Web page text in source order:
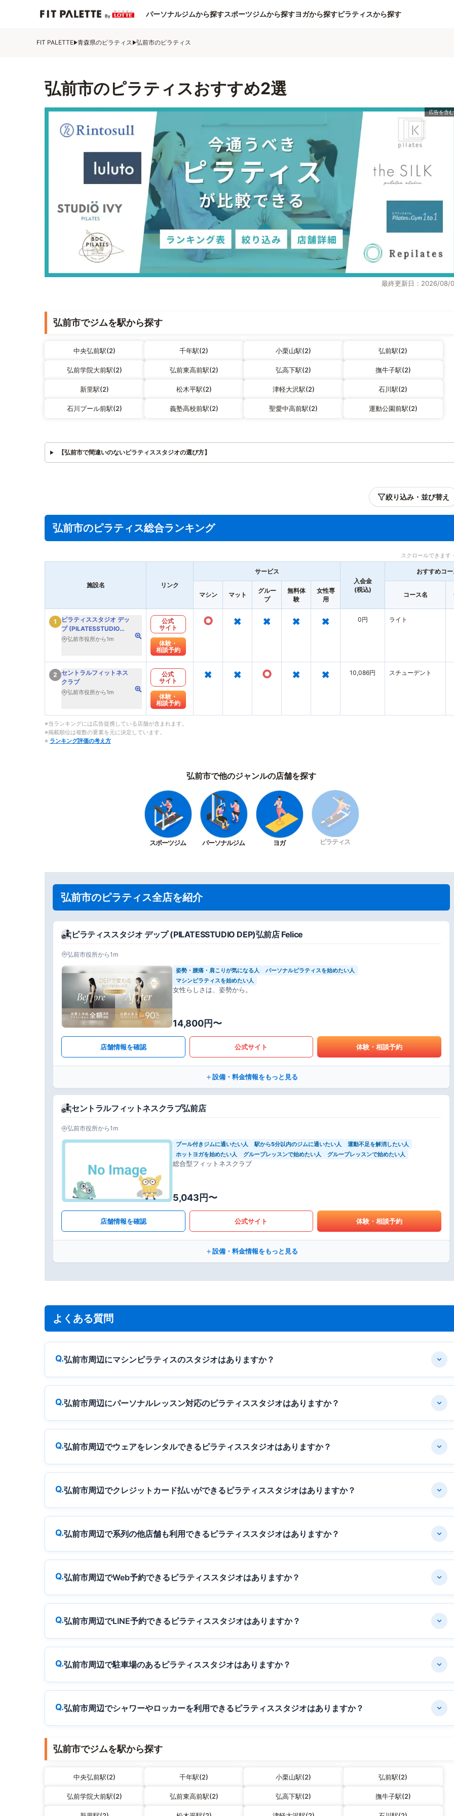
パーソナルジムから探すスポーツジムから探すヨガから探すピラティスから探す
FIT PALETTE 青森県のピラティス 弘前市のピラティス
弘前市のピラティスおすすめ2選
最終更新日：2026/08/
弘前市でジムを駅から探す
中央弘前駅(2) 千年駅(2) 小栗山駅(2) 弘前駅(2)
弘前学院大前駅(2) 弘前東高前駅(2) 弘高下駅(2) 撫牛子駅(2)
新里駅(2) 松木平駅(2) 津軽大沢駅(2) 石川駅(2)
石川プール前駅(2) 義塾高校前駅(2) 聖愛中高前駅(2) 運動公園前駅(2)
【弘前市で間違いのないピラティススタジオの選び方】
絞り込み・並び替え
弘前市のピラティス総合ランキング
スクロールできます
施設名 リンク
サービス
入会金
(税込)
おすすめコー
マシン マット
グルー
プ
無料体
験
女性専
用
コース名
1
ピラティススタジオ デッ
プ (PILATESSTUDIO
DEP)
弘前市役所から1m
公式
サイト
体験・
相談予約
○ × × × × 0円 ライト
2 セントラルフィットネス
クラブ
弘前市役所から1m
公式
サイト
体験・
相談予約
× × ○ × × 10,086円 スチューデント
※当ランキングには広告提携している店舗が含まれます。
※掲載順位は複数の要素を元に決定しています。
※ ランキング評価の考え方
弘前市で他のジャンルの店舗を探す
スポーツジム パーソナルジム ヨガ ピラティス
弘前市のピラティス全店を紹介
ピラティススタジオ デップ (PILATESSTUDIO DEP)弘前店 Felice
弘前市役所から1m
姿勢・腰痛・肩こりが気になる人
パーソナルピラティスを始めたい人
マシンピラティスを始めたい人
女性らしさは、姿勢から。
14,800円〜
店舗情報を確認 公式サイト 体験・相談予約
設備・料金情報をもっと見る
セントラルフィットネスクラブ弘前店
弘前市役所から1m
プール付きジムに通いたい人 駅から5分以内のジムに通いたい人
運動不足を解消したい人
ホットヨガを始めたい人
グループレッスンで始めたい人 グループレッスンで始めたい人
総合型フィットネスクラブ
5,043円〜
店舗情報を確認 公式サイト 体験・相談予約
設備・料金情報をもっと見る
よくある質問
弘前市周辺にマシンピラティスのスタジオはありますか？
弘前市周辺にパーソナルレッスン対応のピラティススタジオはありますか？
弘前市周辺でウェアをレンタルできるピラティススタジオはありますか？
弘前市周辺でクレジットカード払いができるピラティススタジオはありますか？
弘前市周辺で系列の他店舗も利用できるピラティススタジオはありますか？
弘前市周辺でWeb予約できるピラティススタジオはありますか？
弘前市周辺でLINE予約できるピラティススタジオはありますか？
弘前市周辺で駐車場のあるピラティススタジオはありますか？
弘前市周辺でシャワーやロッカーを利用できるピラティススタジオはありますか？
弘前市でジムを駅から探す
中央弘前駅(2) 千年駅(2) 小栗山駅(2) 弘前駅(2)
弘前学院大前駅(2) 弘前東高前駅(2) 弘高下駅(2) 撫牛子駅(2)